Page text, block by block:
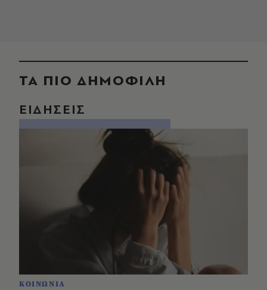
ΤΑ ΠΙΟ ΔΗΜΟΦΙΛΗ
ΕΙΔΗΣΕΙΣ
ΚΟΙΝΩΝΙΑ